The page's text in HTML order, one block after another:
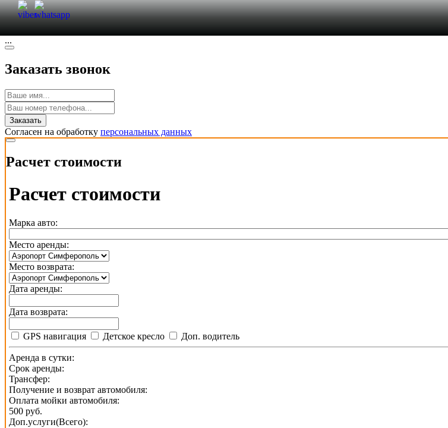
Заказ авто
...
Заказать звонок
Заказать
Согласен на обработку персональных данных
Расчет стоимости
Расчет стоимости
Марка авто:
Место аренды:
Место возврата:
Дата аренды:
Дата возврата:
GPS навигация Детское кресло Доп. водитель
Аренда в сутки:
Срок аренды:
Трансфер:
Получение и возврат автомобиля:
Оплата мойки автомобиля:
500 руб.
Доп.услуги(Всего):